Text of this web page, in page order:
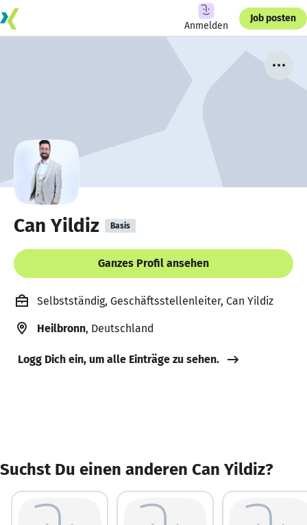
Anmelden
Job posten
Can Yildiz Basis
Ganzes Profil ansehen
Selbstständig, Geschäftsstellenleiter, Can Yildiz
Heilbronn, Deutschland
Logg Dich ein, um alle Einträge zu sehen.
Suchst Du einen anderen Can Yildiz?